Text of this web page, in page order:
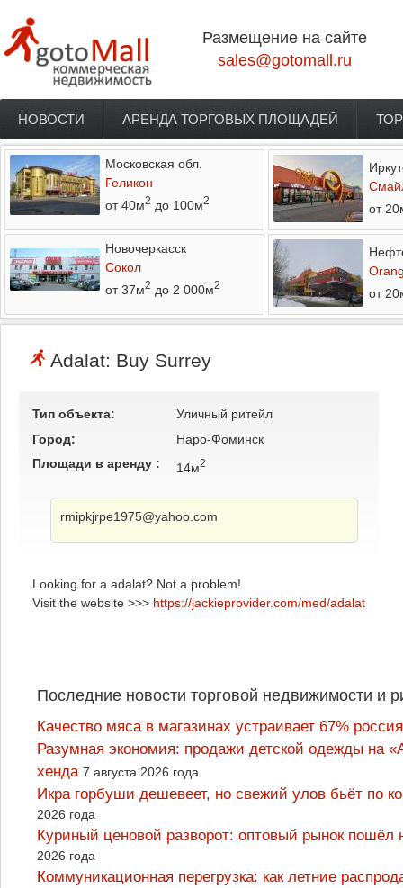
Размещение на сайте
sales@gotomall.ru
Главное меню
НОВОСТИ АРЕНДА ТОРГОВЫХ ПЛОЩАДЕЙ
Московская обл.
Геликон
от 40м2 до 100м2
от
Новочеркасск
Сокол
от 37м2 до 2 000м2
от
Adalat: Buy Surrey
Тип объекта:
Уличный ритейл
Город:
Наро-Фоминск
Площади в аренду :
14м2
rmipkjrpe1975@yahoo.com
Looking for a adalat? Not a problem!
Visit the website >>> https://jackieprovider.com/med/adalat
Последние новости торговой недвижимости и
Качество мяса в магазинах устраивает 67%
Разумная экономия: продажи детской одежды на
хенда 7 августа 2026 года
Икра горбуши дешевеет, но свежий улов бьёт по
2026 года
Куриный ценовой разворот: оптовый рынок
2026 года
Коммуникационная перегрузка: как летние